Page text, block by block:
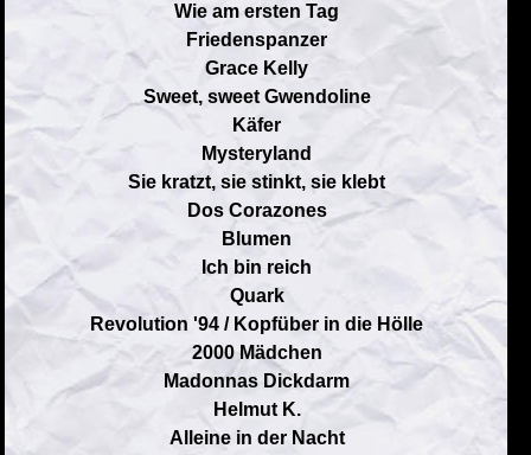
Wie am ersten Tag
Friedenspanzer
Grace Kelly
Sweet, sweet Gwendoline
Käfer
Mysteryland
Sie kratzt, sie stinkt, sie klebt
Dos Corazones
Blumen
Ich bin reich
Quark
Revolution '94 / Kopfüber in die Hölle
2000 Mädchen
Madonnas Dickdarm
Helmut K.
Alleine in der Nacht